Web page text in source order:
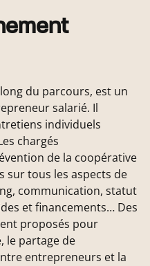
du parcours, est un
salarié. Il
individuels
chargés
de la coopérative
sur tous les aspects de
communication, statut
et financements… Des
proposés pour
le partage de
entrepreneurs et la